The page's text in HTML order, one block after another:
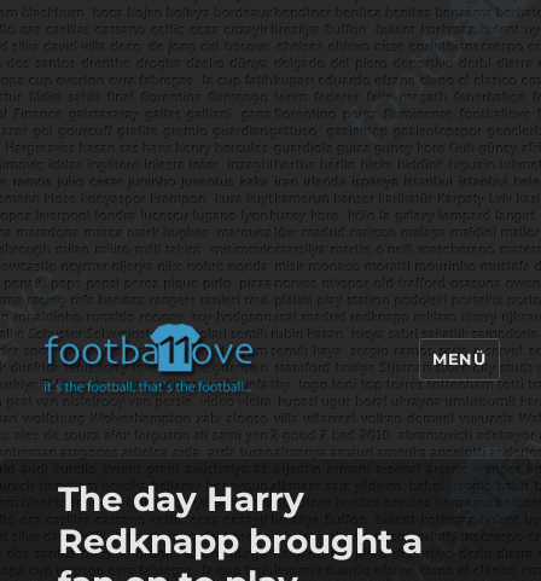
footbaLLove
MENÜ
The day Harry
Redknapp brought a